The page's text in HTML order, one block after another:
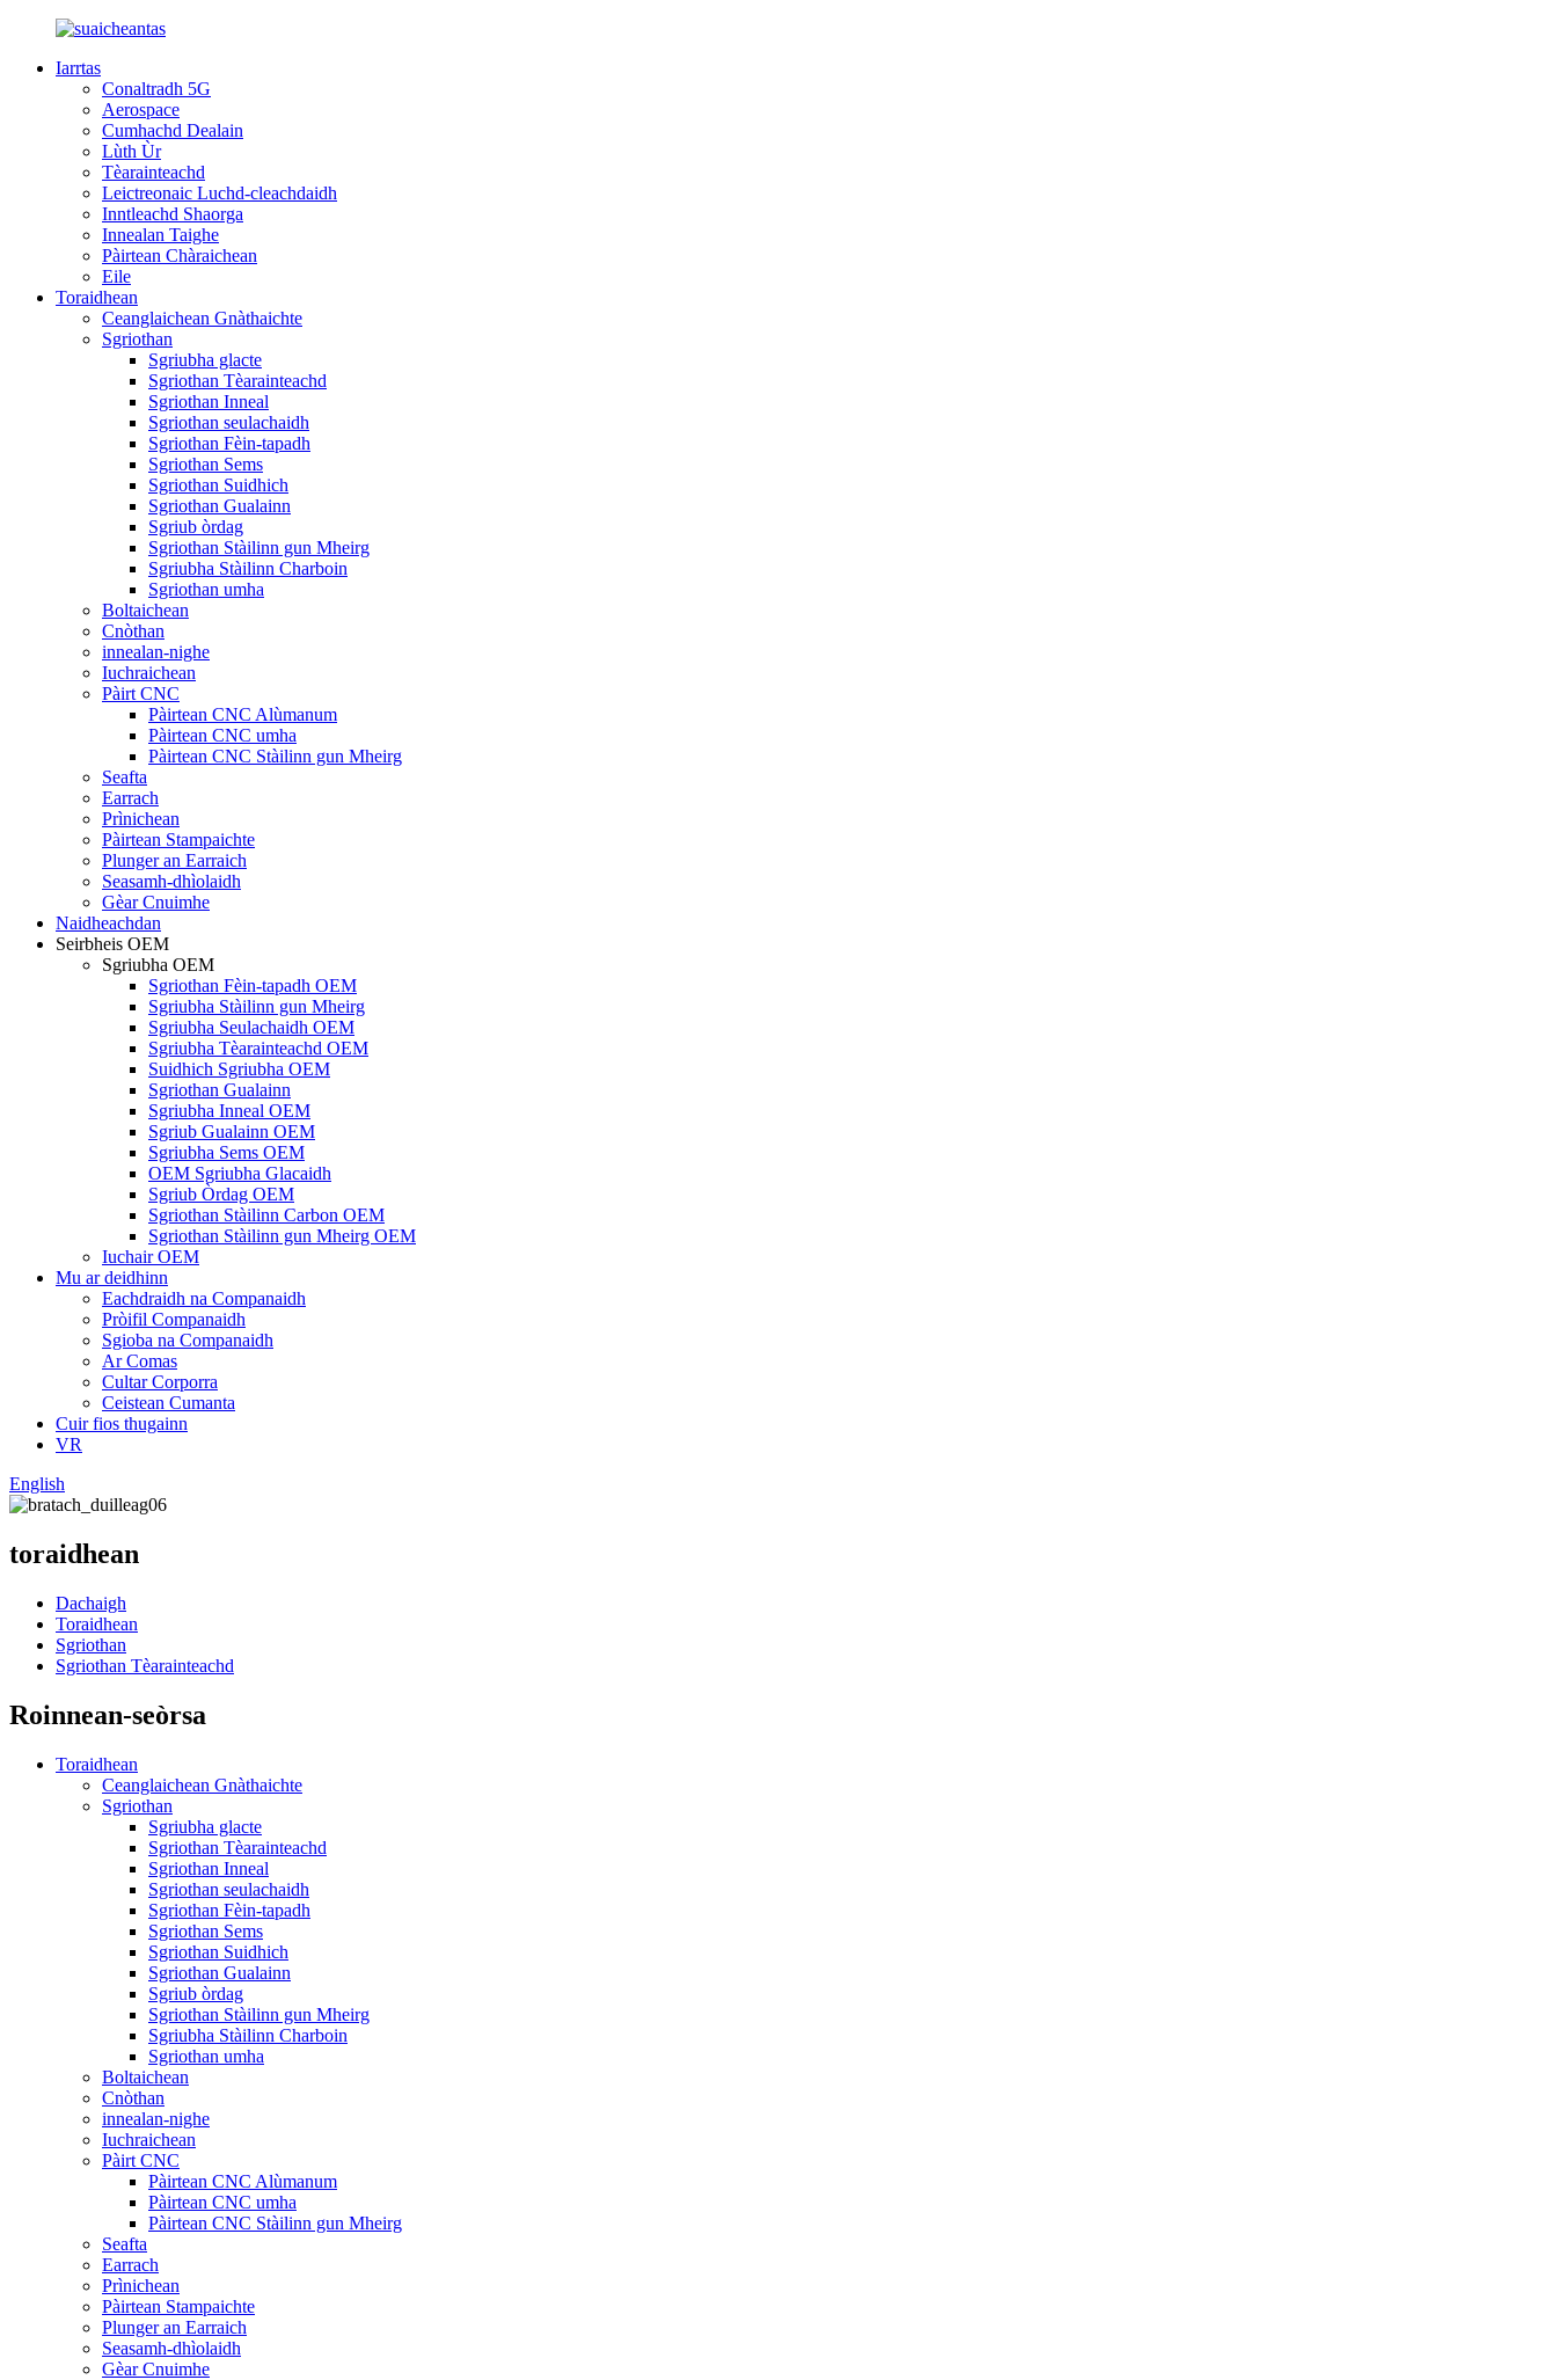
Iarrtas
Conaltradh 5G
Aerospace
Cumhachd Dealain
Lùth Ùr
Tèarainteachd
Leictreonaic Luchd-cleachdaidh
Inntleachd Shaorga
Innealan Taighe
Pàirtean Chàraichean
Eile
Toraidhean
Ceanglaichean Gnàthaichte
Sgriothan
Sgriubha glacte
Sgriothan Tèarainteachd
Sgriothan Inneal
Sgriothan seulachaidh
Sgriothan Fèin-tapadh
Sgriothan Sems
Sgriothan Suidhich
Sgriothan Gualainn
Sgriub òrdag
Sgriothan Stàilinn gun Mheirg
Sgriubha Stàilinn Charboin
Sgriothan umha
Boltaichean
Cnòthan
innealan-nighe
Iuchraichean
Pàirt CNC
Pàirtean CNC Alùmanum
Pàirtean CNC umha
Pàirtean CNC Stàilinn gun Mheirg
Seafta
Earrach
Prìnichean
Pàirtean Stampaichte
Plunger an Earraich
Seasamh-dhìolaidh
Gèar Cnuimhe
Naidheachdan
Seirbheis OEM
Sgriubha OEM
Sgriothan Fèin-tapadh OEM
Sgriubha Stàilinn gun Mheirg
Sgriubha Seulachaidh OEM
Sgriubha Tèarainteachd OEM
Suidhich Sgriubha OEM
Sgriothan Gualainn
Sgriubha Inneal OEM
Sgriub Gualainn OEM
Sgriubha Sems OEM
OEM Sgriubha Glacaidh
Sgriub Òrdag OEM
Sgriothan Stàilinn Carbon OEM
Sgriothan Stàilinn gun Mheirg OEM
Iuchair OEM
Mu ar deidhinn
Eachdraidh na Companaidh
Pròifil Companaidh
Sgioba na Companaidh
Ar Comas
Cultar Corporra
Ceistean Cumanta
Cuir fios thugainn
VR
English
toraidhean
Dachaigh
Toraidhean
Sgriothan
Sgriothan Tèarainteachd
Roinnean-seòrsa
Toraidhean
Ceanglaichean Gnàthaichte
Sgriothan
Sgriubha glacte
Sgriothan Tèarainteachd
Sgriothan Inneal
Sgriothan seulachaidh
Sgriothan Fèin-tapadh
Sgriothan Sems
Sgriothan Suidhich
Sgriothan Gualainn
Sgriub òrdag
Sgriothan Stàilinn gun Mheirg
Sgriubha Stàilinn Charboin
Sgriothan umha
Boltaichean
Cnòthan
innealan-nighe
Iuchraichean
Pàirt CNC
Pàirtean CNC Alùmanum
Pàirtean CNC umha
Pàirtean CNC Stàilinn gun Mheirg
Seafta
Earrach
Prìnichean
Pàirtean Stampaichte
Plunger an Earraich
Seasamh-dhìolaidh
Gèar Cnuimhe